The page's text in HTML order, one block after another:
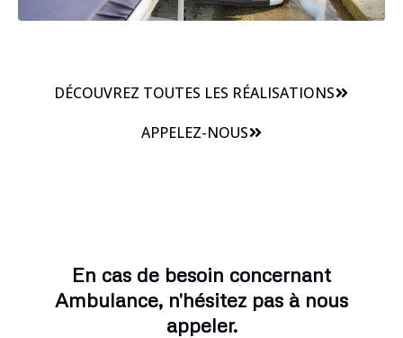
DÉCOUVREZ TOUTES LES RÉALISATIONS
APPELEZ-NOUS
En cas de besoin concernant
Ambulance, n'hésitez pas à nous
appeler.